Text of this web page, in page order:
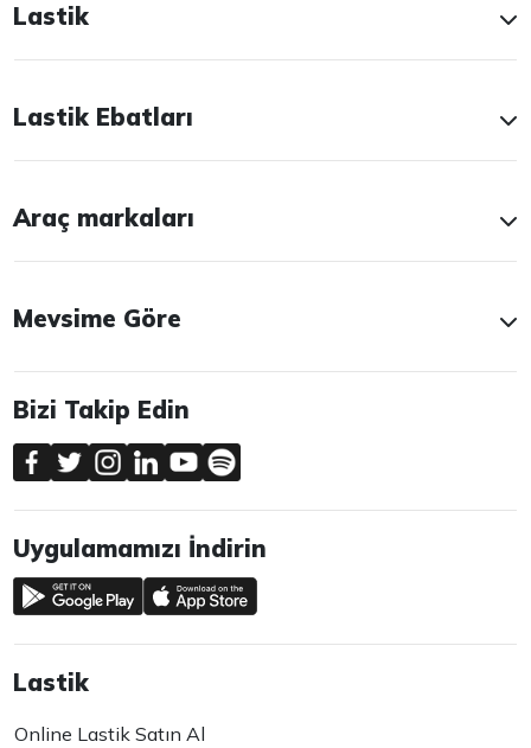
Lastik
Lastik Ebatları
Araç markaları
Mevsime Göre
Bizi Takip Edin
Uygulamamızı İndirin
Lastik
Online Lastik Satın Al